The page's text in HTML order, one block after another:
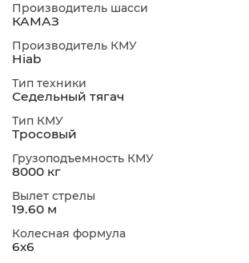
Производитель шасси
КАМАЗ
Производитель КМУ
Hiab
Тип техники
Седельный тягач
Тип КМУ
Тросовый
Грузоподъемность КМУ
8000 кг
Вылет стрелы
19.60 м
Колесная формула
6х6